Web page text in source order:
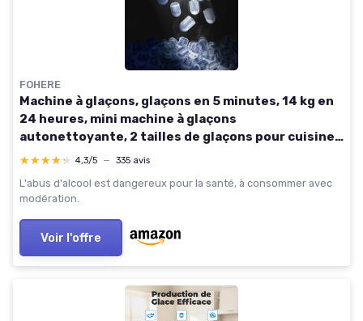
FOHERE
Machine à glaçons, glaçons en 5 minutes, 14 kg en
24 heures, mini machine à glaçons
autonettoyante, 2 tailles de glaçons pour cuisine,
bureau, bar et fête, poignée facile à transporter,
★★★★★
★★★★★ 4,3/5 — 335 avis
L'abus d'alcool est dangereux pour la santé, à consommer avec
modération.
Voir l'offre